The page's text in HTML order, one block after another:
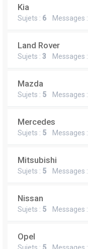
Kia
Sujets : 6 Messages :
Land Rover
Sujets : 3 Messages :
Mazda
Sujets : 5 Messages :
Mercedes
Sujets : 5 Messages :
Mitsubishi
Sujets : 5 Messages :
Nissan
Sujets : 5 Messages :
Opel